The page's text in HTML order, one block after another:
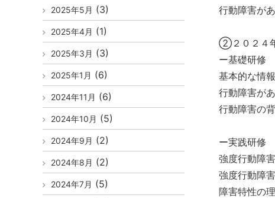
行動障害が
②２０２４
ー基礎研修
基本的な情
行動障害が
行動障害の
ー実践研修
強度行動障
強度行動障
障害特性の
2025年5月 (3)
2025年4月 (1)
2025年3月 (3)
2025年1月 (6)
2024年11月 (6)
2024年10月 (5)
2024年9月 (2)
2024年8月 (2)
2024年7月 (5)